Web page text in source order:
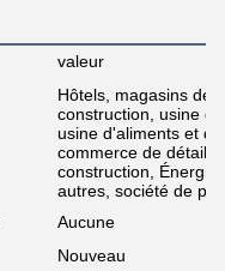
valeur
Hôtels, magasins de
construction, usine
usine d'aliments et
commerce de détail,
construction, Énergie
autres, société de
Aucune
Nouveau